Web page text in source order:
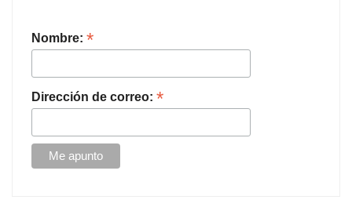
Nombre: *
Dirección de correo: *